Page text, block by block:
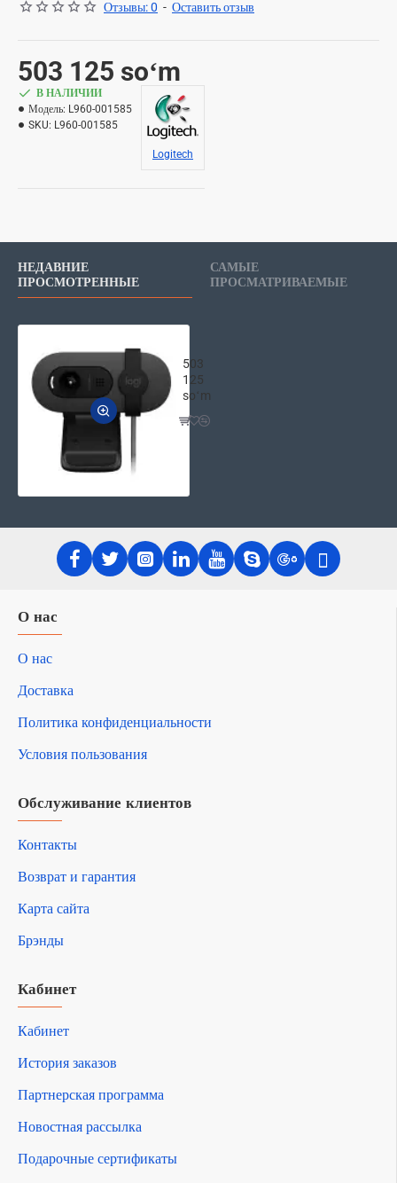
Отзывы: 0 - Оставить отзыв
503 125 soʻm
В НАЛИЧИИ
Модель: L960-001585
SKU: L960-001585
Logitech
НЕДАВНИЕ
ПРОСМОТРЕННЫЕ
САМЫЕ
ПРОСМАТРИВАЕМЫЕ
503
125
soʻm
О нас
О нас
Доставка
Политика конфиденциальности
Условия пользования
Обслуживание клиентов
Контакты
Возврат и гарантия
Карта сайта
Брэнды
Кабинет
Кабинет
История заказов
Партнерская программа
Новостная рассылка
Подарочные сертификаты